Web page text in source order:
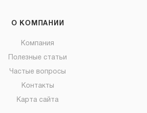
О КОМПАНИИ
Компания
Полезные статьи
Частые вопросы
Контакты
Карта сайта